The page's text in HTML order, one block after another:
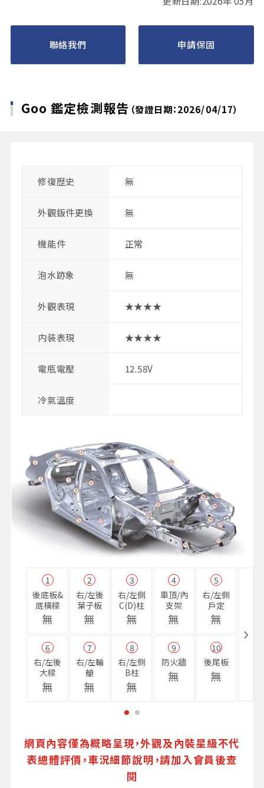
聯絡我們 申請保固
Goo 鑑定檢測報告 （發證日期：2026/04/17）
修復歴史 無
外觀鈑件更換 無
機能件 正常
泡水跡象 無
外觀表現 ★★★★
内装表現 ★★★★
電瓶電壓 12.58V
冷氣溫度
1
後底板&
底橫樑
無
2
右/左後
葉子板
無
3
右/左側
C(D)柱
無
4
車頂/內
支架
無
5
右/左側
戶定
無
6
右/左後
大樑
無
7
右/左輪
艙
無
8
右/左側
B柱
無
9
防火牆
無
10
後尾板
無
網頁內容僅為概略呈現，外觀及內裝星級不代
表總體評價，車況細節說明，請加入會員後查
閱